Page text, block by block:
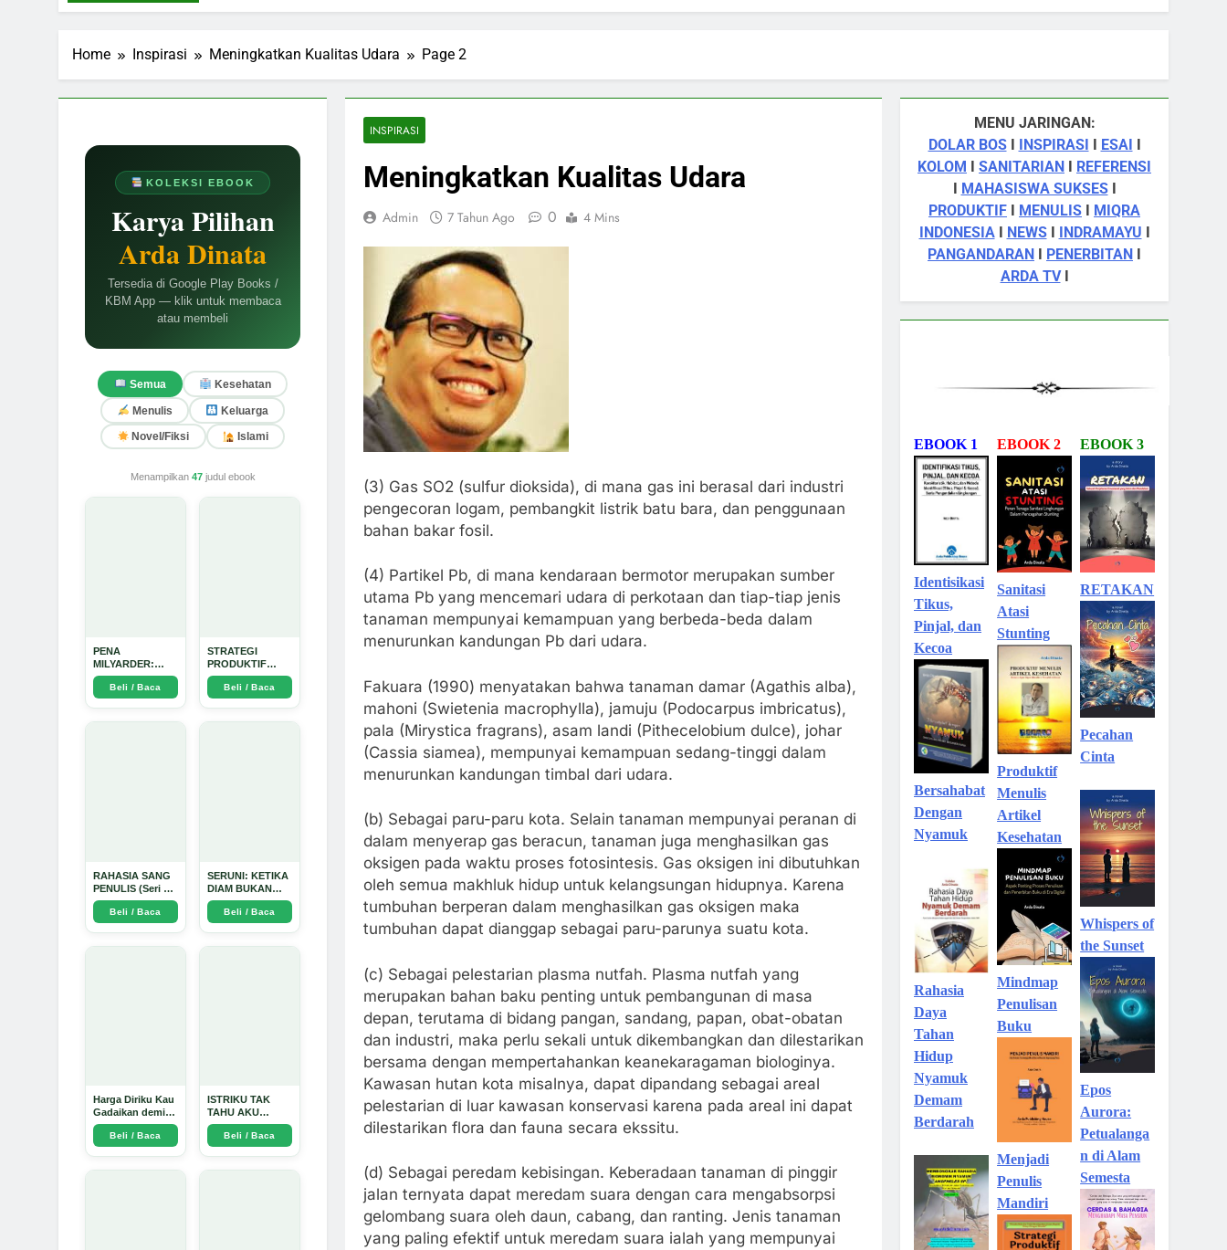
Home Inspirasi Meningkatkan Kualitas Udara Page 2
KOLEKSI EBOOK
Karya Pilihan
Arda Dinata
Tersedia di Google Play Books /
KBM App — klik untuk membaca
atau membeli
Semua Kesehatan
Menulis Keluarga
Novel/Fiksi Islami
Menampilkan 47judul ebook
PENA
MILYARDER:
Kisah, Rahasia
Sukses, dan
Panduan Menjadi
Beli / Baca
STRATEGI
PRODUKTIF
MENULIS
UPDATE - Arda
Dinata
Beli / Baca
RAHASIA SANG
PENULIS (Seri 1)
- Arda Dinata
Beli / Baca
SERUNI: KETIKA
DIAM BUKAN
LAGI PILIHAN -
Arda Dinata
Beli / Baca
Harga Diriku Kau
Gadaikan demi
Perempuan Itu -
Arda Dinata
Beli / Baca
ISTRIKU TAK
TAHU AKU
PENGUSAHA
EMAS - Arda
Beli / Baca
INSPIRASI
Meningkatkan Kualitas Udara
Admin 7 Tahun Ago 0 4 Mins
(3) Gas SO2 (sulfur dioksida), di mana gas ini berasal dari industri
pengecoran logam, pembangkit listrik batu bara, dan penggunaan
bahan bakar fosil.
(4) Partikel Pb, di mana kendaraan bermotor merupakan sumber
utama Pb yang mencemari udara di perkotaan dan tiap-tiap jenis
tanaman mempunyai kemampuan yang berbeda-beda dalam
menurunkan kandungan Pb dari udara.
Fakuara (1990) menyatakan bahwa tanaman damar (Agathis alba),
mahoni (Swietenia macrophylla), jamuju (Podocarpus imbricatus),
pala (Mirystica fragrans), asam landi (Pithecelobium dulce), johar
(Cassia siamea), mempunyai kemampuan sedang-tinggi dalam
menurunkan kandungan timbal dari udara.
(b) Sebagai paru-paru kota. Selain tanaman mempunyai peranan di
dalam menyerap gas beracun, tanaman juga menghasilkan gas
oksigen pada waktu proses fotosintesis. Gas oksigen ini dibutuhkan
oleh semua makhluk hidup untuk kelangsungan hidupnya. Karena
tumbuhan berperan dalam menghasilkan gas oksigen maka
tumbuhan dapat dianggap sebagai paru-parunya suatu kota.
(c) Sebagai pelestarian plasma nutfah. Plasma nutfah yang
merupakan bahan baku penting untuk pembangunan di masa
depan, terutama di bidang pangan, sandang, papan, obat-obatan
dan industri, maka perlu sekali untuk dikembangkan dan dilestarikan
bersama dengan mempertahankan keanekaragaman biologinya.
Kawasan hutan kota misalnya, dapat dipandang sebagai areal
pelestarian di luar kawasan konservasi karena pada areal ini dapat
dilestarikan flora dan fauna secara ekssitu.
(d) Sebagai peredam kebisingan. Keberadaan tanaman di pinggir
jalan ternyata dapat meredam suara dengan cara mengabsorpsi
gelombang suara oleh daun, cabang, dan ranting. Jenis tanaman
yang paling efektif untuk meredam suara ialah yang mempunyai
MENU JARINGAN:
DOLAR BOSI INSPIRASI I ESAI I
KOLOM I SANITARIAN I REFERENSI
I MAHASISWA SUKSESI
PRODUKTIF I MENULIS I MIQRA
INDONESIAI NEWSI INDRAMAYU I
PANGANDARAN I PENERBITAN I
ARDA TVI
EBOOK 1
Identisikasi
Tikus,
Pinjal, dan
Kecoa
Bersahabat
Dengan
Nyamuk
Rahasia
Daya
Tahan
Hidup
Nyamuk
Demam
Berdarah
EBOOK 2
Sanitasi
Atasi
Stunting
Produktif
Menulis
Artikel
Kesehatan
Mindmap
Penulisan
Buku
Menjadi
Penulis
Mandiri
EBOOK 3
RETAKAN
Pecahan
Cinta
Whispers of
the Sunset
Epos
Aurora:
Petualanga
n di Alam
Semesta